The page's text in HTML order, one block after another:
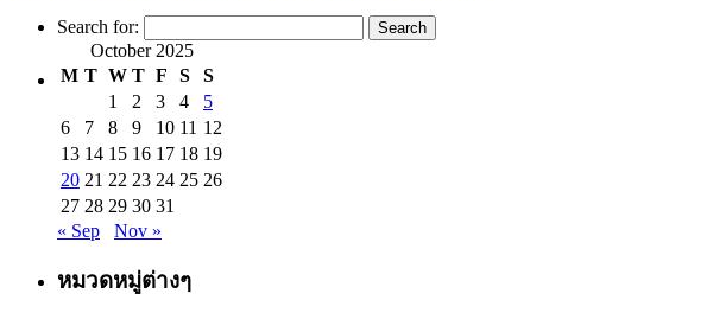
Search for:
October 2025
M T W T F S
S
1
2 3 4
5
6
7 8 9 10 11 12
13 14 15 16 17 18 19
20 21 22 23 24 25 26
27 28 29 30 31
« Sep
Nov »
หมวดหมู่ต่างๆ